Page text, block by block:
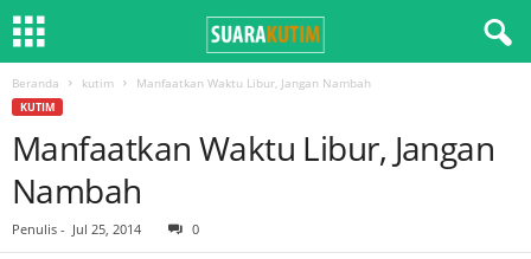
Beranda kutim Manfaatkan Waktu Libur, Jangan Nambah
KUTIM
Manfaatkan Waktu Libur, Jangan
Nambah
Penulis - Jul 25, 2014 0